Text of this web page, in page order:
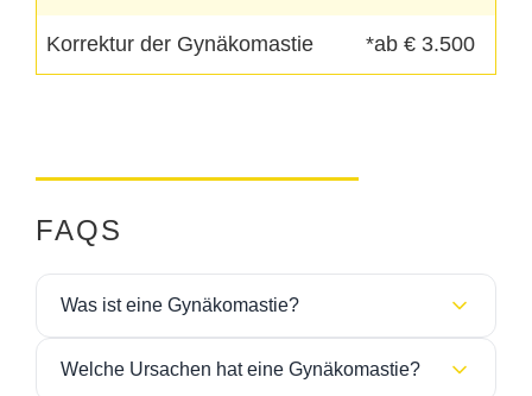
Korrektur der Gynäkomastie *ab € 3.500
FAQS
Was ist eine Gynäkomastie?
männlichen Brust, die durch eine Zunahme von
Welche Ursachen hat eine Gynäkomastie?